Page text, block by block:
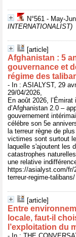
N°561 - May-
INTERNATIONALIST)
[article]
Afghanistan : 5
gouvernance et
régime des
- In : ASIALYST, 29
29/04/2026,
En août 2026, l’Émirat
d’Afghanistan 2.0 –
gouvernement
célébre son 5e
la terreur règne de
victimes sont surtout
laquelle s'ajoutent les
catastrophes
une relative
https://asialyst.com/fr/
terreur-regime-talibans/
[article]
Entre
locale, faut‑il
l’exploitation du